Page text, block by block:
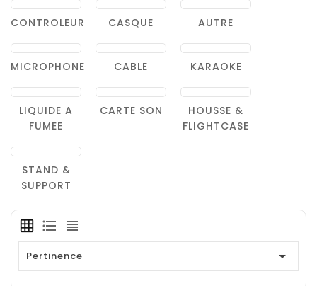
CONTROLEUR CASQUE AUTRE
MICROPHONE CABLE KARAOKE
LIQUIDE A
FUMEE
CARTE SON
HOUSSE &
FLIGHTCASE
STAND &
SUPPORT
Pertinence 